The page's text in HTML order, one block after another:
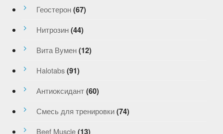
Геостерон (67)
Нитрозин (44)
Вита Вумен (12)
Halotabs (91)
Антиоксидант (60)
Смесь для тренировки (74)
Beef Muscle (13)